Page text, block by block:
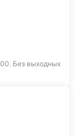
Без выходных